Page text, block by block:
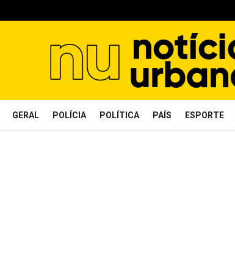
GERAL POLÍCIA POLÍTICA PAÍS ESPORTE